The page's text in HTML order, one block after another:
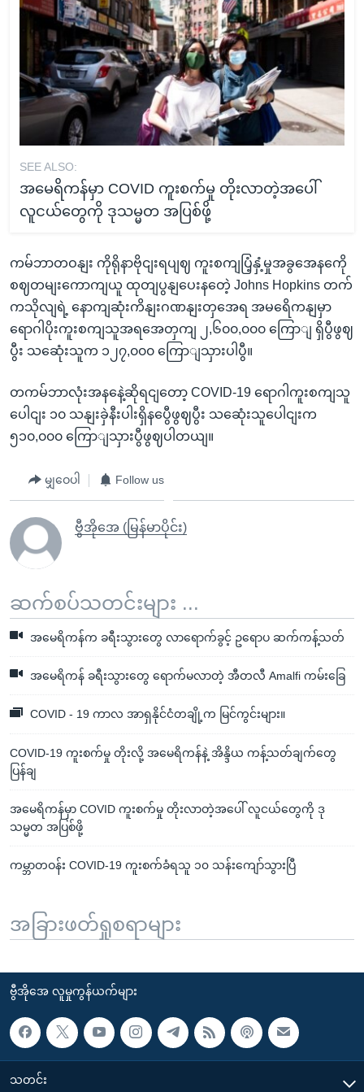
SEE ALSO:
အမေရိကန်မှာ COVID ကူးစက်မှု တိုးလာတဲ့အပေါ်
လူငယ်တွေကို ဒုသမ္မတ အပြစ်ဖို့
ကမ်ဘာတဝနျး ကိုရိုနာဗိုငျးရပျဈ ကူးစကျပြံ့နှံ့မှုအခွအေနကေို
စဈတမျးကောကျယူ ထုတျပွနျပေးနတေဲ့ Johns Hopkins တက်
ကသိုလျရဲ့ နောကျဆုံးကိနျးဂဏနျးတှအေရ အမရေိကနျမှာ
ရောဂါပိုးကူးစကျသူအရအေတှကျ ၂,၆၀၀,၀၀၀ ကြောျ ရှိပွီဖွဈ
ပွီး သဆေုံးသူက ၁၂၇,၀၀၀ ကြောျသှားပါပွီ။
တကမ်ဘာလုံးအနနေဲ့ဆိုရငျတော့ COVID-19 ရောဂါကူးစကျသူ
ပေါငျး ၁၀ သနျးခှဲနီးပါးရှိနပွေီဖွဈပွီး သဆေုံးသူပေါငျးက
၅၁၀,၀၀၀ ကြောျသှားပွီဖွဈပါတယျ။
မျှဝေပါ Follow us
ဗွီအိုအေ (မြန်မာပိုင်း)
ဆက်စပ်သတင်းများ ...
အမေရိကန်က ခရီးသွားတွေ လာရောက်ခွင့် ဥရောပ ဆက်ကန့်သတ်
အမေရိကန် ခရီးသွားတွေ ရောက်မလာတဲ့ အီတလီ Amalfi ကမ်းခြေ
COVID - 19 ကာလ အာရှနိုင်ငံတချို့က မြင်ကွင်းများ။
COVID-19 ကူးစက်မှု တိုးလို့ အမေရိကန်နဲ့ အိန္ဒိယ ကန့်သတ်ချက်တွေ
ပြန်ချ
အမေရိကန်မှာ COVID ကူးစက်မှု တိုးလာတဲ့အပေါ် လူငယ်တွေကို ဒု
သမ္မတ အပြစ်ဖို့
ကမ္ဘာတဝန်း COVID-19 ကူးစက်ခံရသူ ၁၀ သန်းကျော်သွားပြီ
အခြားဖတ်ရှုစရာများ
ဗွီအိုအေ လူမှုကွန်ယက်များ
သတင်း